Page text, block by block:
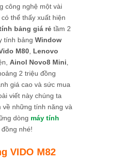
công nghệ một vài
thể thấy xuất hiện
bảng giá rẻ tầm 2
tính bảng Window
M80 Lenovo
Ainol Novo8 Mini
2 triệu đồng
giá cao và sức mua
viết này chúng ta
về những tính năng và
dòng máy tính
đồng nhé!
VIDO M82